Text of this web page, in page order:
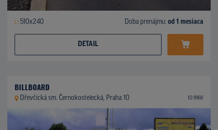
510x240 Doba prenájmu: od 1 mesiaca
DETAIL
BILLBOARD
Dřevčická sm. Černokostelecká, Praha 10 ID 9968